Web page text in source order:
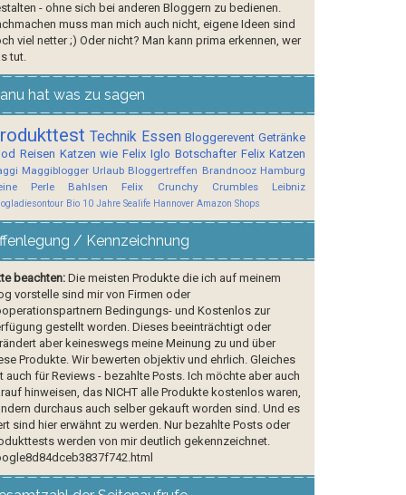
- ohne sich bei anderen Bloggern zu bedienen.
muss man mich auch nicht, eigene Ideen sind
viel netter ;) Oder nicht? Man kann prima erkennen, wer
tut.
hat was zu sagen
Technik Essen Bloggerevent Getränke
Reisen Katzen wie Felix Iglo Botschafter Felix Katzen
Maggiblogger Urlaub Bloggertreffen Brandnooz Hamburg
Perle
Bahlsen Felix Crunchy Crumbles Leibniz
Bio 10 Jahre Sealife Hannover Amazon Shops
/ Kennzeichnung
beachten:Die meisten Produkte die ich auf meinem
vorstelle sind mir von Firmen oder
Bedingungs- und Kostenlos zur
gestellt worden. Dieses beeinträchtigt oder
aber keineswegs meine Meinung zu und über
Produkte. Wir bewerten objektiv und ehrlich. Gleiches
auch für Reviews - bezahlte Posts. Ich möchte aber auch
hinweisen, das NICHT alle Produkte kostenlos waren,
durchaus auch selber gekauft worden sind. Und es
sind hier erwähnt zu werden. Nur bezahlte Posts oder
werden von mir deutlich gekennzeichnet.